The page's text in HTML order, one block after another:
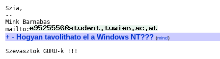
Szia,
--
Mink Barnabas
mailto:
+ - Hogyan tavolithato el a Windows NT??? (mind)
Szevasztok GURU-k !!!